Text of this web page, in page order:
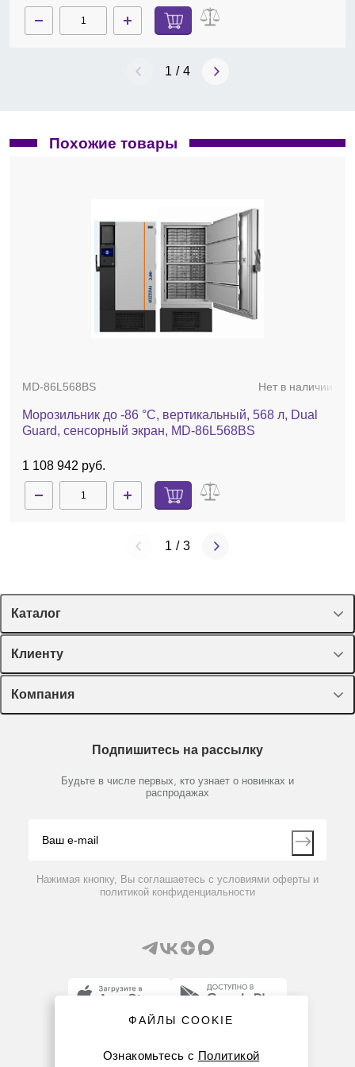
1 / 4
Похожие товары
MD-86L568BS Нет в наличии
Морозильник до -86 °С, вертикальный, 568 л, Dual
Guard, сенсорный экран, MD-86L568BS
1 108 942 руб.
1 / 3
Каталог
Спецпредложения
Оборудование, приборы
Пластик, стекло, принадлежности
Химические реактивы, препараты, наборы
Производители
Клиенту
Лекторий Диаэм
Доставка и оплата
Мобильное приложение
Компания
Партнеры
Контакты
Подпишитесь на рассылку
Будьте в числе первых, кто узнает о новинках и
распродажах
Нажимая кнопку, Вы соглашаетесь с условиями оферты и
политикой конфиденциальности
ФАЙЛЫ COOKIE
Ознакомьтесь с Политикой